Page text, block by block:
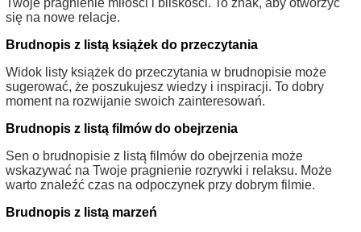
Twoje pragnienie miłości i bliskości. To znak, aby otworzyć
się na nowe relacje.
Brudnopis z listą książek do przeczytania
Widok listy książek do przeczytania w brudnopisie może
sugerować, że poszukujesz wiedzy i inspiracji. To dobry
moment na rozwijanie swoich zainteresowań.
Brudnopis z listą filmów do obejrzenia
Sen o brudnopisie z listą filmów do obejrzenia może
wskazywać na Twoje pragnienie rozrywki i relaksu. Może
warto znaleźć czas na odpoczynek przy dobrym filmie.
Brudnopis z listą marzeń